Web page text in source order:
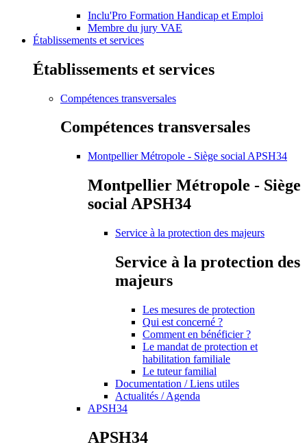
Inclu'Pro Formation Handicap et Emploi
Membre du jury VAE
Établissements et services
Établissements et services
Compétences transversales
Compétences transversales
Montpellier Métropole - Siège social APSH34
Montpellier Métropole - Siège
social APSH34
Service à la protection des majeurs
Service à la protection des
majeurs
Les mesures de protection
Qui est concerné ?
Comment en bénéficier ?
Le mandat de protection et
habilitation familiale
Le tuteur familial
Documentation / Liens utiles
Actualités / Agenda
APSH34
APSH34